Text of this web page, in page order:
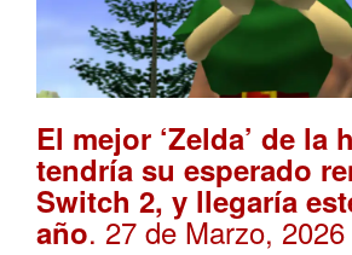
El mejor ‘Zelda’ de la
tendría su esperado
Switch 2, y llegaría
año. 27 de Marzo,